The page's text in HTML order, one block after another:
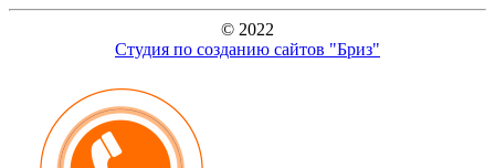
© 2022
Студия по созданию сайтов "Бриз"